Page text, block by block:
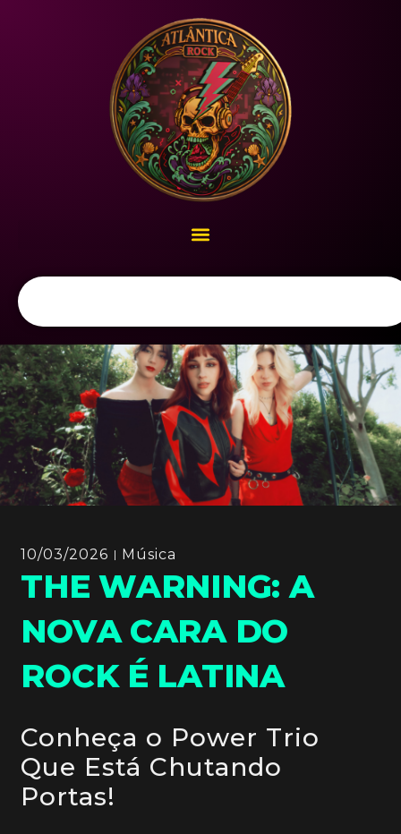
10/03/2026 Música
THE WARNING: A
NOVA CARA DO
ROCK É LATINA
Conheça o Power Trio
Que Está Chutando
Portas!